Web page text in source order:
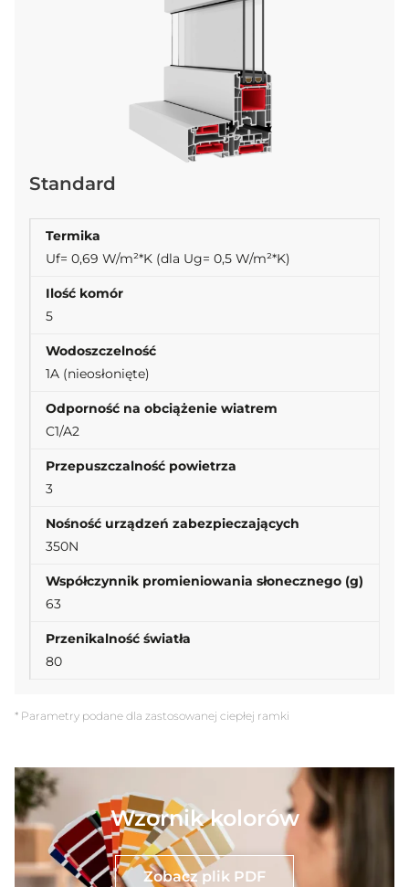
Standard
Termika
Uf= 0,69 W/m²*K (dla Ug= 0,5 W/m²*K)
Ilość komór
5
Wodoszczelność
1A (nieosłonięte)
Odporność na obciążenie wiatrem
C1/A2
Przepuszczalność powietrza
3
Nośność urządzeń zabezpieczających
350N
Współczynnik promieniowania słonecznego (g)
63
Przenikalność światła
80
* Parametry podane dla zastosowanej ciepłej ramki
Wzornik kolorów
Zobacz plik PDF